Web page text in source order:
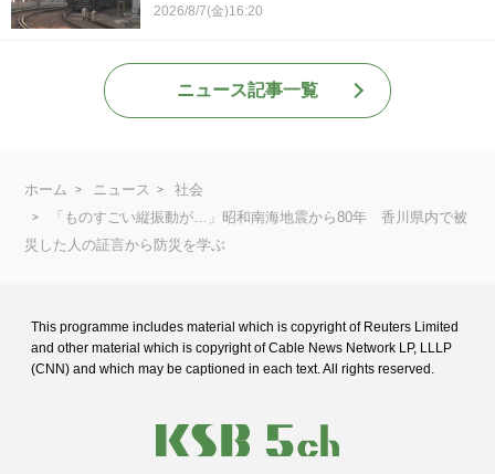
2026/8/7(金)16:20
ニュース記事一覧
ホーム ニュース
社会
「ものすごい縦振動が…」昭和南海地震から80年 香川県内で被
災した人の証言から防災を学ぶ
This programme includes material which is copyright of Reuters Limited
and other material which is copyright of Cable News Network LP, LLLP
(CNN) and which may be captioned in each text. All rights reserved.